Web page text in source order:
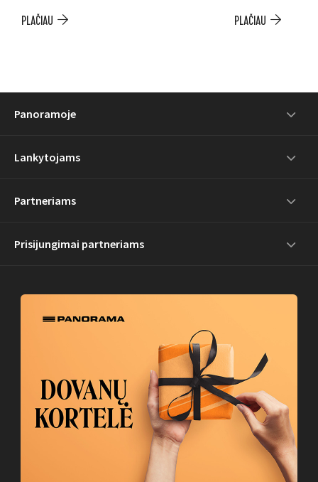
PLAČIAU PLAČIAU
Panoramoje
Lankytojams
Partneriams
Prisijungimai partneriams